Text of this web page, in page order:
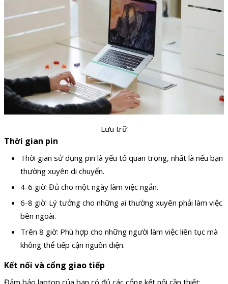
Lưu trữ
Thời gian pin
Thời gian sử dụng pin là yếu tố quan trọng, nhất là nếu bạn
thường xuyên di chuyển.
4-6 giờ: Đủ cho một ngày làm việc ngắn.
6-8 giờ: Lý tưởng cho những ai thường xuyên phải làm việc
bên ngoài.
Trên 8 giờ: Phù hợp cho những người làm việc liên tục mà
không thể tiếp cận nguồn điện.
Kết nối và cổng giao tiếp